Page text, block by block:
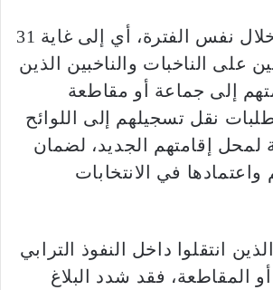
وأكد البلاغ أنه خلال نفس الفترة، أي إلى غاية 31
2025، يتعين على الناخبات والناخبين الذين
إلى جماعة أو مقاطعة
نقل تسجيلهم إلى اللوائح
لمحل إقامتهم الجديد، لضمان
في الانتخابات
انتقلوا داخل النفوذ الترابي
المقاطعة، فقد شدد البلاغ